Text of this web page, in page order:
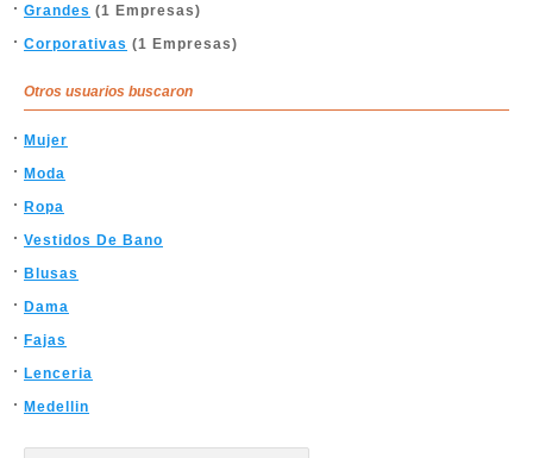
Grandes (1 Empresas)
Corporativas (1 Empresas)
Otros usuarios buscaron
Mujer
Moda
Ropa
Vestidos De Bano
Blusas
Dama
Fajas
Lenceria
Medellin